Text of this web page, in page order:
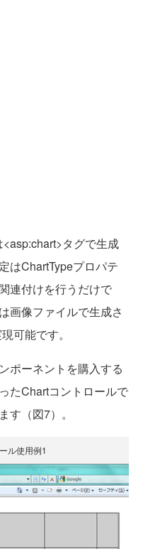
タグで生成
はChartTypeプロパテ
連付けを行うだけで
画像ファイルで生成さ
可能です。
ポーネントを購入する
たChartコントロールで
す（図7）。
ル使用例1